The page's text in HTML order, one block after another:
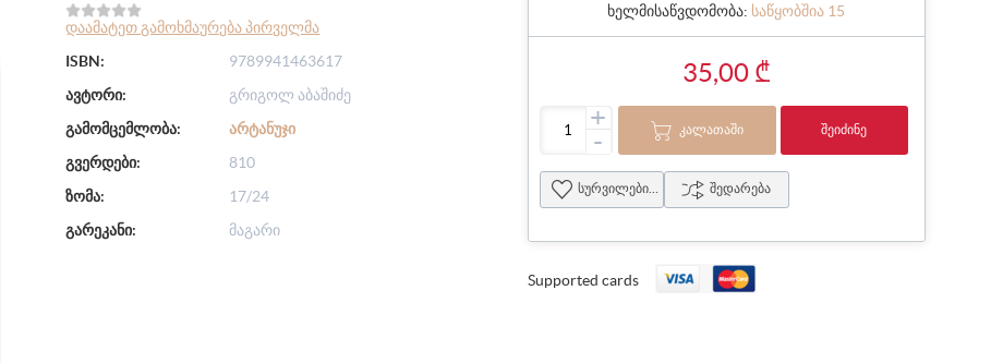
დაამატეთ გამოხმაურება პირველმა
ISBN:
9789941463617
ავტორი:
გრიგოლ აბაშიძე
გამომცემლობა:
ᲐᲠᲢᲐᲜᲣᲯᲘ
გვერდები:
810
ზომა:
17/24
გარეკანი:
მაგარი
ხელმისაწვდომობა: საწყობშია 15
35,00 ₾
+
- ᲙᲐᲚᲐᲗᲐᲨᲘ ᲨᲔᲘᲫᲘᲜᲔ
სურვილების სია შედარება
Supported cards